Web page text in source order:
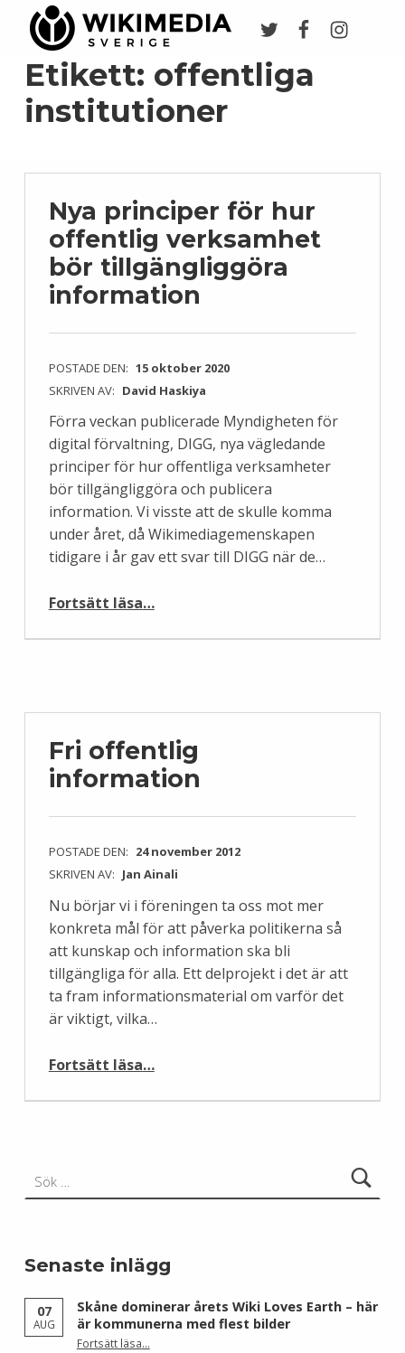
Etikett: offentliga
institutioner
Nya principer för hur
offentlig verksamhet
bör tillgängliggöra
information
POSTADE DEN: 15 oktober 2020
SKRIVEN AV: David Haskiya
Förra veckan publicerade Myndigheten för
digital förvaltning, DIGG, nya vägledande
principer för hur offentliga verksamheter
bör tillgängliggöra och publicera
information. Vi visste att de skulle komma
under året, då Wikimediagemenskapen
tidigare i år gav ett svar till DIGG när de…
Fortsätt läsa“Nya principer för hur offentlig verksamhet bör tillgängliggöra information”
…
Fri offentlig
information
POSTADE DEN: 24 november 2012
SKRIVEN AV: Jan Ainali
Nu börjar vi i föreningen ta oss mot mer
konkreta mål för att påverka politikerna så
att kunskap och information ska bli
tillgängliga för alla. Ett delprojekt i det är att
ta fram informationsmaterial om varför det
är viktigt, vilka…
Fortsätt läsa…
Senaste inlägg
07
AUG
Skåne dominerar årets Wiki Loves Earth – här
är kommunerna med flest bilder
Fortsätt läsa“Skåne dominerar årets Wiki Loves Earth – här är kommunerna med flest bilder”
…